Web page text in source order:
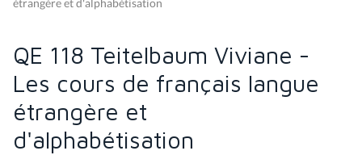
étrangère et d'alphabétisation
QE 118 Teitelbaum Viviane -
Les cours de français langue
étrangère et
d'alphabétisation